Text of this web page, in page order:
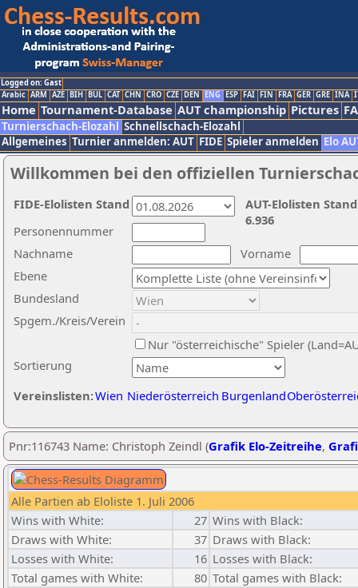
Logged on: Gast
Arabic ARM AZE BIH BUL CAT CHN CRO CZE DEN ENG ESP FAI FIN FRA GER GRE INA
Home Tournament-Database AUT championship Pictures
Turnierschach-Elozahl Schnellschach-Elozahl
Allgemeines Turnier anmelden: AUT FIDE Spieler anmelden Elo
Willkommen bei den offiziellen
Nachname
Vorname
Ebene
Sortierung
Personennummer
Bundesland
Spgem./Kreis/Verein
Nur "österreichische" Spieler
Vereinslisten:Wien Niederösterreich Burgenland
AUT-Elolisten
6.936
FIDE-Elolisten Stand
Pnr:116743 Name: Christoph Zeindl (Grafik Elo-Zeitreihe,
Alle Partien ab Eloliste 1. Juli 2006
Wins with White:
27 Wins with Black:
Draws with White:
37 Draws with Black:
Losses with White:
16 Losses with Black:
Total games with White:
80 Total games with Black: